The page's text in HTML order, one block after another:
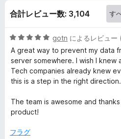
d
g
e
r
の
5
評
価
合計レビュー数: 3,104
5
段
階
中
5
評
価
gotn によるレビュー
A great way to prevent my data
server somewhere. I wish I
Tech companies already knew
this is a step in the right direction.
The team is awesome and
product!
フラグ